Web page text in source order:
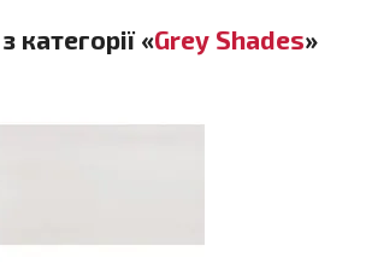
категорії «Grey Shades»